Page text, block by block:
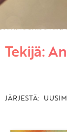
Etkö ole
Tekijä:
JÄRJESTÄ: